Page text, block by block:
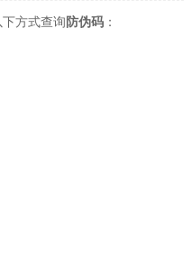
方式查询防伪码 ：